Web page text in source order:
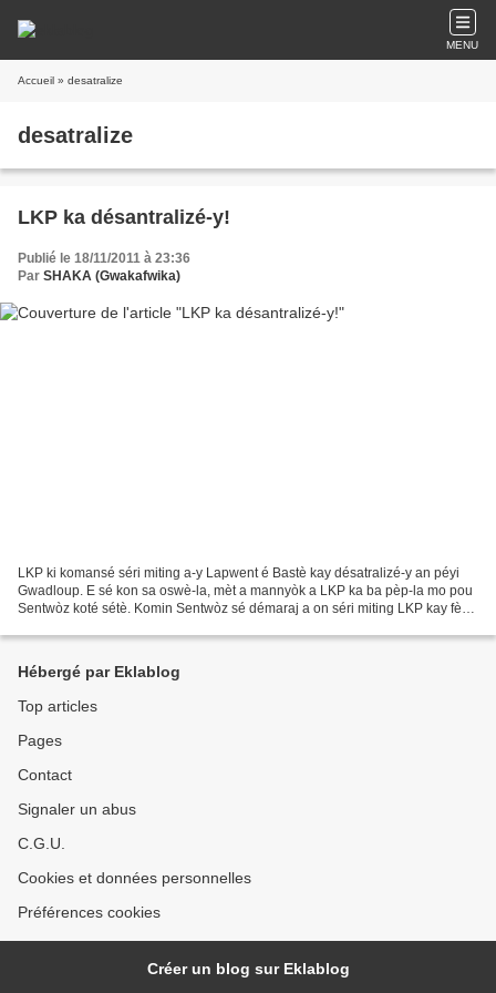
MENU
Accueil » desatralize
desatralize
LKP ka désantralizé-y!
Publié le 18/11/2011 à 23:36
Par SHAKA (Gwakafwika)
LKP ki komansé séri miting a-y Lapwent é Bastè kay désatralizé-y an péyi
Gwadloup. E sé kon sa oswè-la, mèt a mannyòk a LKP ka ba pèp-la mo pou
Sentwòz koté sétè. Komin Sentwòz sé démaraj a on séri miting LKP kay fè
Hébergé par Eklablog
Top articles
Pages
Contact
Signaler un abus
C.G.U.
Cookies et données personnelles
Préférences cookies
Créer un blog sur Eklablog